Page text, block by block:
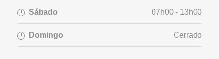
Sábado 07h00 - 13h00
Domingo Cerrado